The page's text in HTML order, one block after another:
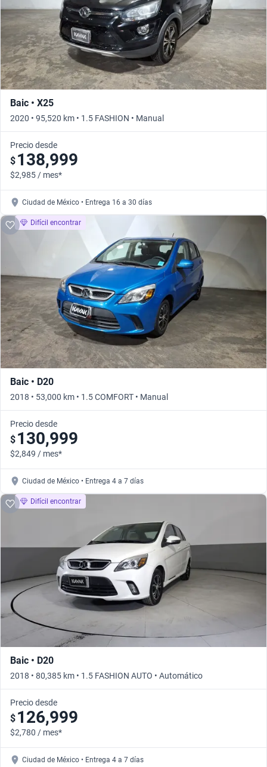
Baic • X25
2020 • 95,520 km • 1.5 FASHION • Manual
Precio desde
$ 138,999
$2,985 / mes*
Ciudad de México • Entrega 16 a 30 días
Difícil encontrar
Baic • D20
2018 • 53,000 km • 1.5 COMFORT • Manual
Precio desde
$ 130,999
$2,849 / mes*
Ciudad de México • Entrega 4 a 7 días
Difícil encontrar
Baic • D20
2018 • 80,385 km • 1.5 FASHION AUTO • Automático
Precio desde
$ 126,999
$2,780 / mes*
Ciudad de México • Entrega 4 a 7 días